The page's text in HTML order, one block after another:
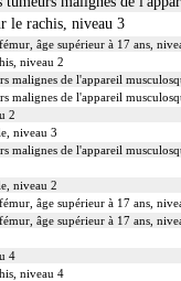
le rachis, niveau 3
âge supérieur à 17 ans,
niveau 2
malignes de l'appareil
malignes de l'appareil
2
niveau 3
malignes de l'appareil
niveau 2
âge supérieur à 17 ans,
âge supérieur à 17 ans,
4
niveau 4